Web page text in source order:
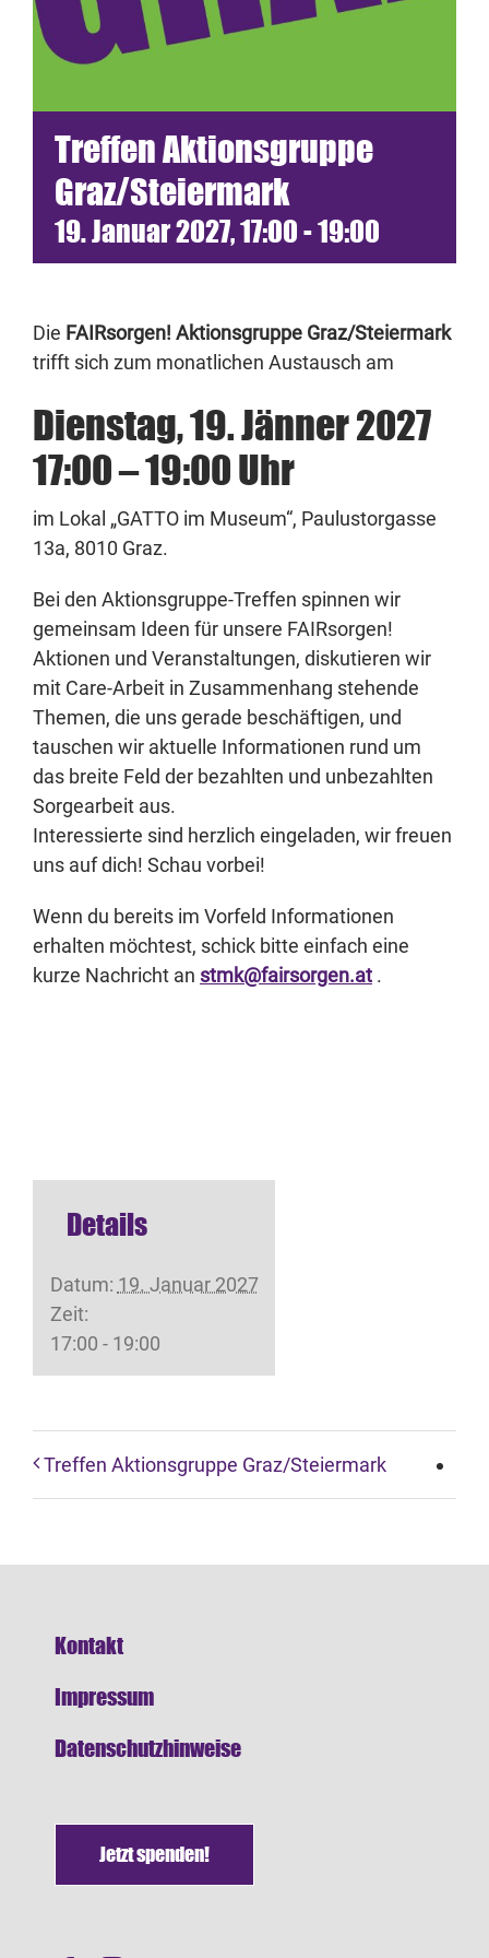
Termine
Netzwerk
Blickwinkel
Spenden
Presse
Treffen Aktionsgruppe
Graz/Steiermark
19. Januar 2027, 17:00-19:00
Die FAIRsorgen! Aktionsgruppe Graz/Steiermark
trifft sich zum monatlichen Austausch am
Dienstag, 19. Jänner 2027
17:00 – 19:00 Uhr
im Lokal „GATTO im Museum“, Paulustorgasse
13a, 8010 Graz.
Bei den Aktionsgruppe-Treffen spinnen wir
gemeinsam Ideen für unsere FAIRsorgen!
Aktionen und Veranstaltungen, diskutieren wir
mit Care-Arbeit in Zusammenhang stehende
Themen, die uns gerade beschäftigen, und
tauschen wir aktuelle Informationen rund um
das breite Feld der bezahlten und unbezahlten
Sorgearbeit aus.
Interessierte sind herzlich eingeladen, wir freuen
uns auf dich! Schau vorbei!
Wenn du bereits im Vorfeld Informationen
erhalten möchtest, schick bitte einfach eine
kurze Nachricht an stmk@fairsorgen.at .
Details
Datum: 19. Januar 2027
Zeit:
17:00 - 19:00
Treffen Aktionsgruppe Graz/Steiermark
Kontakt
Impressum
Datenschutzhinweise
Jetzt spenden!